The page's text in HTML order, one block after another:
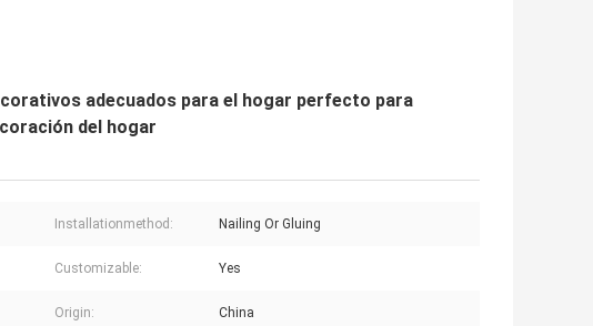
adecuados para el hogar perfecto para
del hogar
Installationmethod: Nailing Or Gluing
Customizable: Yes
Origin: China